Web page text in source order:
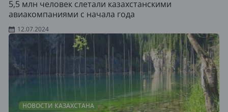
5,5 млн человек слетали казахстанскими
авиакомпаниями с начала года
12.07.2024
НОВОСТИ КАЗАХСТАНА